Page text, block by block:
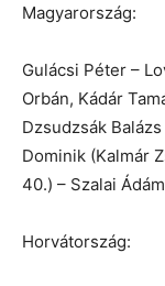
Magyarország:
Gulácsi Péter –
Orbán, Kádár
Dzsudzsák
Dominik (Kalmár
40.) – Szalai Ádám
Horvátország: